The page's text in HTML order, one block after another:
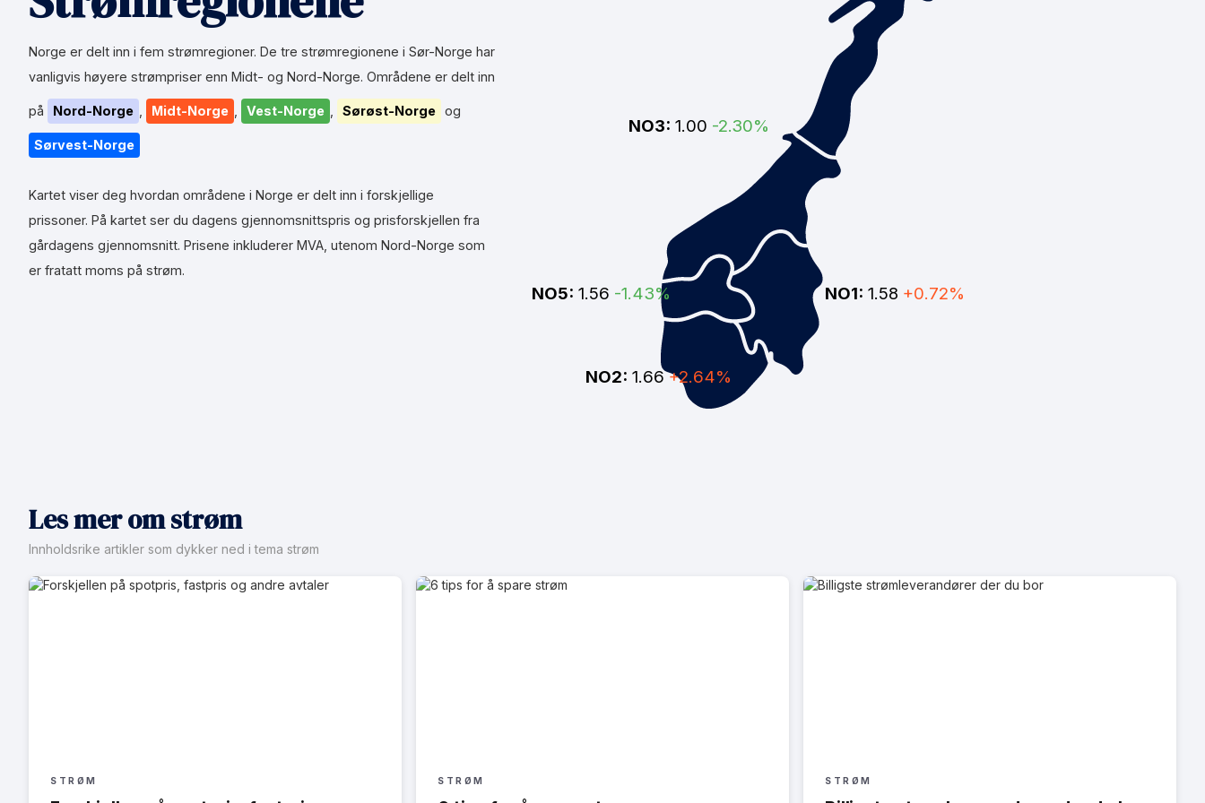
Norge er delt inn i fem strømregioner. De tre strømregionene i Sør-Norge har
vanligvis høyere strømpriser enn Midt- og Nord-Norge. Områdene er delt inn
på Nord-Norge Midt-Norge Vest-Norge Sørøst-Norge og
Sørvest-Norge
Kartet viser deg hvordan områdene i Norge er delt inn i forskjellige
prissoner. På kartet ser du dagens gjennomsnittspris og prisforskjellen fra
gårdagens gjennomsnitt. Prisene inkluderer MVA, utenom Nord-Norge som
er fratatt moms på strøm.
NO3: 1.00 -2.30%
NO5: 1.56 -1.43% NO1: 1.58 +0.72%
NO2: 1.66+2.64%
Les mer om strøm
Innholdsrike artikler som dykker ned i tema strøm
STRØM STRØM STRØM